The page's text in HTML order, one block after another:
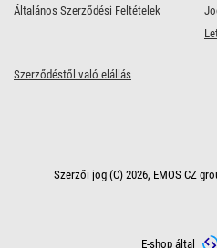
Általános Szerződési Feltételek
Szerződéstől való elállás
Szerzői jog (C) 2026, EMOS CZ
E-shop által